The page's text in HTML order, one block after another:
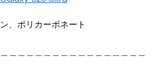
、ポリカーボネート
＿＿＿＿＿＿＿＿＿＿＿＿＿＿＿＿